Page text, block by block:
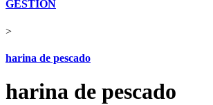
GESTIÓN
>
harina de pescado
harina de pescado